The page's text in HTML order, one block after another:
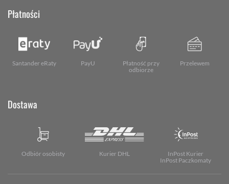
Płatności
Santander eRaty PayU
Płatność przy
odbiorze
Przelewem
Dostawa
Odbiór osobisty Kurier DHL
InPost Kurier
InPost Paczkomaty